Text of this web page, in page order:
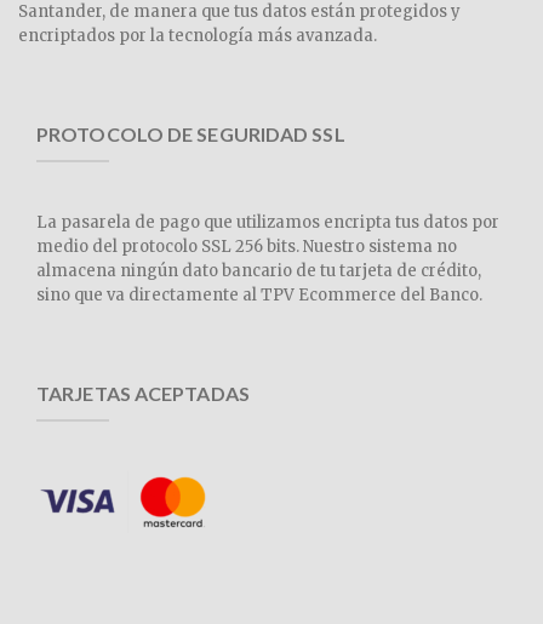
Santander, de manera que tus datos están protegidos y
encriptados por la tecnología más avanzada.
PROTOCOLO DE SEGURIDAD SSL
La pasarela de pago que utilizamos encripta tus datos por
medio del protocolo SSL 256 bits. Nuestro sistema no
almacena ningún dato bancario de tu tarjeta de crédito,
sino que va directamente al TPV Ecommerce del Banco.
TARJETAS ACEPTADAS